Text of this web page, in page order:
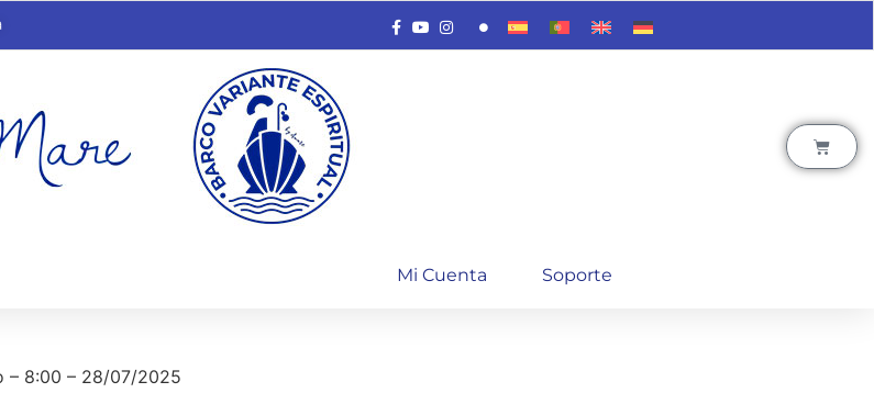
Mi Cuenta Soporte
– 8:00 – 28/07/2025